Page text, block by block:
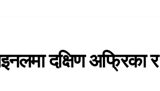
दक्षिण अफ्रिका